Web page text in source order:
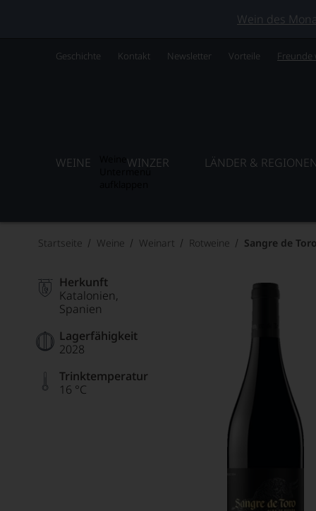
Wein des
Geschichte Kontakt Newsletter Vorteile Freunde
WEINE WINZER LÄNDER & REGIONEN
Startseite Weine Weinart Rotweine Sangre de
Herkunft
Katalonien
Spanien
Lagerfähigkeit
2028
Trinktemperatur
16 °C